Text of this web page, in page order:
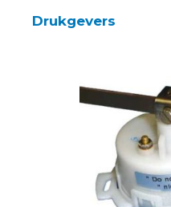
Drukgevers